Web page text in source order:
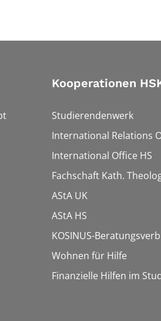
Kooperationen
Studierendenwerk
International Relations
International Office HS
Fachschaft Kath.
AStA UK
AStA HS
KOSINUS-
Wohnen für Hilfe
Finanzielle Hilfen im